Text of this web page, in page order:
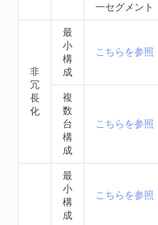
一セグメント
非
冗
長
化
最
小
構
成
こちらを参照
複
数
台
構
成
こちらを参照
最
小
構
成
こちらを参照